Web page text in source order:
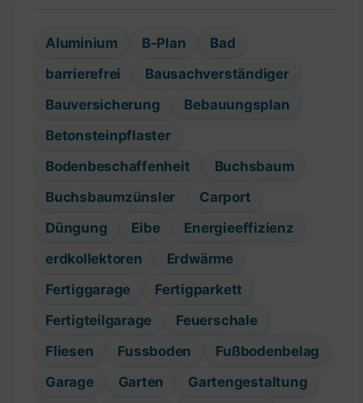
Aluminium B-Plan
Bad
barrierefrei
Bausachverständiger
Bauversicherung
Bebauungsplan
Betonsteinpflaster
Bodenbeschaffenheit
Buchsbaum
Buchsbaumzünsler
Carport
Düngung
Eibe
Energieeffizienz
erdkollektoren
Erdwärme
Fertiggarage
Fertigparkett
Fertigteilgarage
Feuerschale
Fliesen
Fussboden
Fußbodenbelag
Garage
Garten
Gartengestaltung